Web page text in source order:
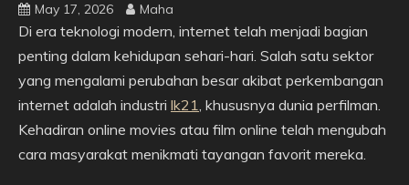
May 17, 2026 Maha
Di era teknologi modern, internet telah menjadi bagian
penting dalam kehidupan sehari-hari. Salah satu sektor
yang mengalami perubahan besar akibat perkembangan
internet adalah industri lk21, khususnya dunia perfilman.
Kehadiran online movies atau film online telah mengubah
cara masyarakat menikmati tayangan favorit mereka.